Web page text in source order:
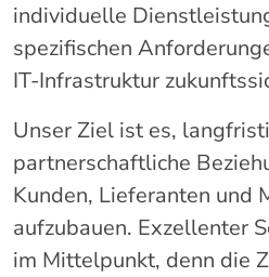
individuelle
spezifischen
IT-Infrastruktur
Unser Ziel ist es,
partnerschaftliche
Kunden, Lieferanten und
aufzubauen. Exzellenter
im Mittelpunkt, denn die